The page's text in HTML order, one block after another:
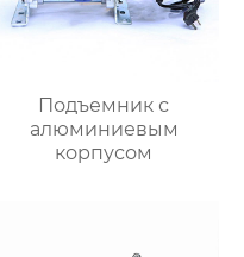
Подъемник с
алюминиевым
корпусом